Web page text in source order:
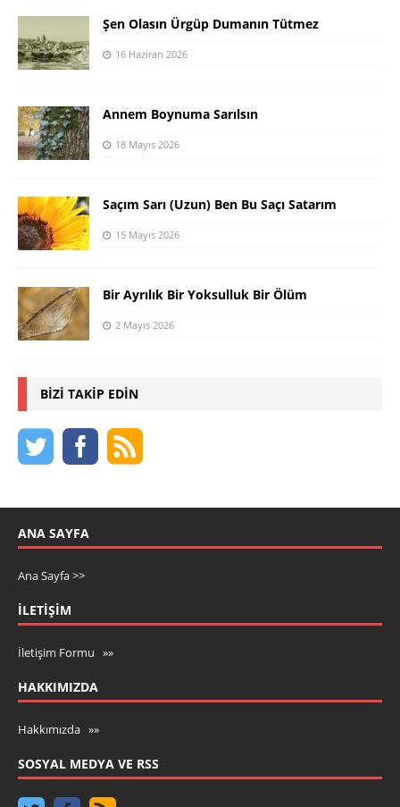
Şen Olasın Ürgüp Dumanın Tütmez
16 Haziran 2026
Annem Boynuma Sarılsın
18 Mayıs 2026
Saçım Sarı (Uzun) Ben Bu Saçı Satarım
15 Mayıs 2026
Bir Ayrılık Bir Yoksulluk Bir Ölüm
2 Mayıs 2026
BIZI TAKIP EDIN
ANA SAYFA
Ana Sayfa >>
İLETIŞIM
İletişim Formu »»
HAKKIMIZDA
Hakkımızda »»
SOSYAL MEDYA VE RSS